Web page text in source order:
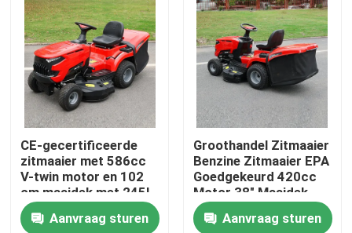
Thuis
Producten
CE-gecertificeerde
zitmaaier met 586cc
V-twin motor en 102
cm maaidek met 245L
grasopvangbak
Aanvraag sturen
Groothandel Zitmaaier
Benzine Zitmaaier EPA
Goedgekeurd 420cc
Motor 38" Maaidek
Grasmaaier Tractor
OEM Ondersteuning
Aanvraag sturen